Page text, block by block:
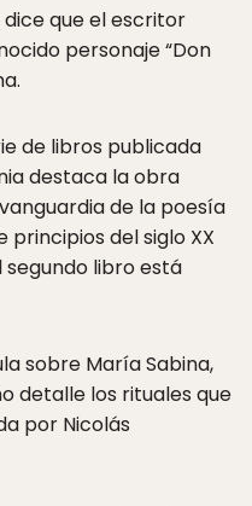
dice que el escritor
personaje “Don
de libros publicada
destaca la obra
de la poesía
principios del siglo XX
segundo libro está
sobre María Sabina,
detalle los rituales que
por Nicolás